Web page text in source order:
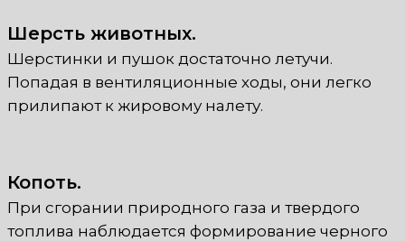
Шерсть животных.
Шерстинки и пушок достаточно летучи.
Попадая в вентиляционные ходы, они легко
прилипают к жировому налету.
Копоть.
При сгорании природного газа и твердого
топлива наблюдается формирование черного